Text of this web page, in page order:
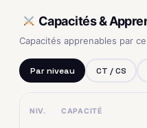
Capacités &
Capacités apprenables par
Par niveau CT / CS
NIV. CAPACITÉ